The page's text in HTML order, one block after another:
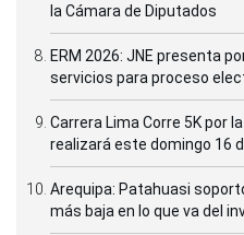
la Cámara de Diputados
ERM 2026: JNE presenta
servicios para proceso
Carrera Lima Corre 5K por
realizará este domingo 16
Arequipa: Patahuasi
más baja en lo que va del